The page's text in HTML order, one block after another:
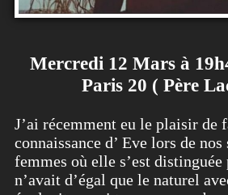
Mercredi 12 Mars à
Paris 20 ( Père
J’ai récemment eu le plaisir de
connaissance d’ Eve lors de
femmes où elle s’est
n’avait d’égal que le naturel